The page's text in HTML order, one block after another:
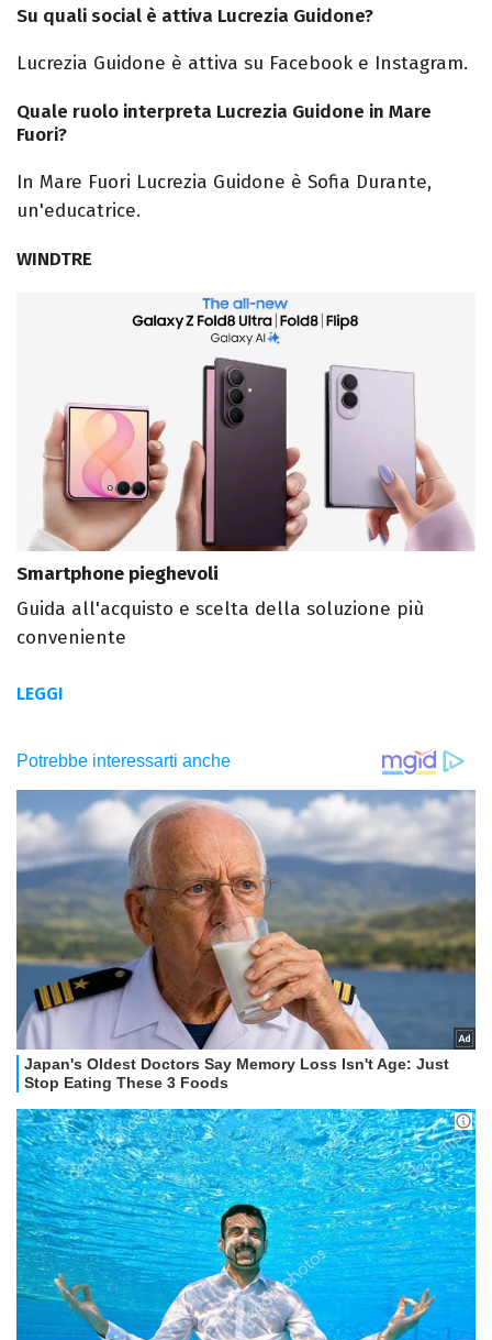
Su quali social è attiva Lucrezia Guidone?
Lucrezia Guidone è attiva su Facebook e Instagram.
Quale ruolo interpreta Lucrezia Guidone in Mare
Fuori?
In Mare Fuori Lucrezia Guidone è Sofia Durante,
un'educatrice.
WINDTRE
Smartphone pieghevoli
Guida all'acquisto e scelta della soluzione più
conveniente
LEGGI